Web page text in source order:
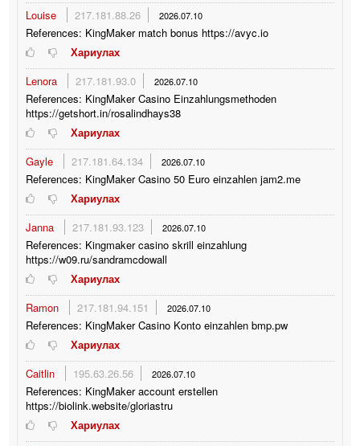
Louise
217.181.88.26 2026.07.10
References: KingMaker match bonus https://avyc.io
Хариулах
Lenora
217.181.93.0 2026.07.10
References: KingMaker Casino Einzahlungsmethoden
https://getshort.in/rosalindhays38
Хариулах
Gayle
217.181.64.134 2026.07.10
References: KingMaker Casino 50 Euro einzahlen jam2.me
Хариулах
Janna
217.181.93.123 2026.07.10
References: Kingmaker casino skrill einzahlung
https://w09.ru/sandramcdowall
Хариулах
Ramon
217.181.94.151 2026.07.10
References: KingMaker Casino Konto einzahlen bmp.pw
Хариулах
Caitlin
195.63.26.56 2026.07.10
References: KingMaker account erstellen
https://biolink.website/gloriastru
Хариулах